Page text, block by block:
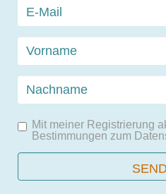
Mit meiner Registrierung
Bestimmungen zum